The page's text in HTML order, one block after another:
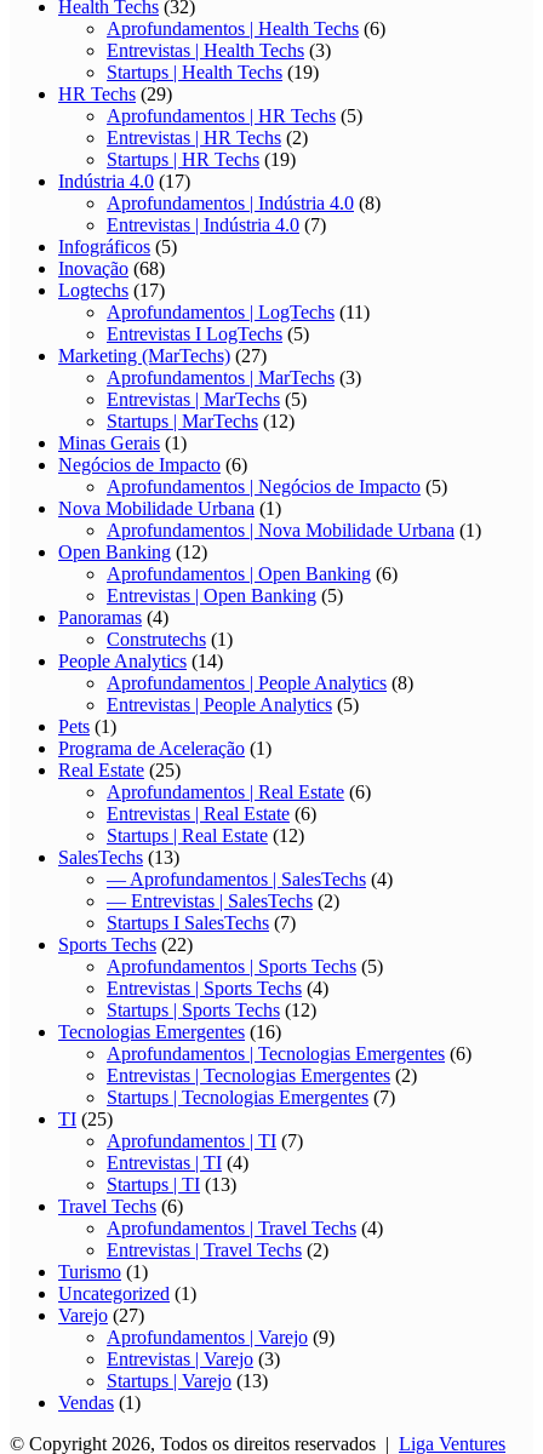
Health Techs (32)
Aprofundamentos | Health Techs (6)
Entrevistas | Health Techs (3)
Startups | Health Techs (19)
HR Techs (29)
Aprofundamentos | HR Techs (5)
Entrevistas | HR Techs (2)
Startups | HR Techs (19)
Indústria 4.0 (17)
Aprofundamentos | Indústria 4.0 (8)
Entrevistas | Indústria 4.0 (7)
Infográficos (5)
Inovação (68)
Logtechs (17)
Aprofundamentos | LogTechs (11)
Entrevistas I LogTechs (5)
Marketing (MarTechs) (27)
Aprofundamentos | MarTechs (3)
Entrevistas | MarTechs (5)
Startups | MarTechs (12)
Minas Gerais (1)
Negócios de Impacto (6)
Aprofundamentos | Negócios de Impacto (5)
Nova Mobilidade Urbana (1)
Aprofundamentos | Nova Mobilidade Urbana (1)
Open Banking (12)
Aprofundamentos | Open Banking (6)
Entrevistas | Open Banking (5)
Panoramas (4)
Construtechs (1)
People Analytics (14)
Aprofundamentos | People Analytics (8)
Entrevistas | People Analytics (5)
Pets (1)
Programa de Aceleração (1)
Real Estate (25)
Aprofundamentos | Real Estate (6)
Entrevistas | Real Estate (6)
Startups | Real Estate (12)
SalesTechs (13)
— Aprofundamentos | SalesTechs (4)
— Entrevistas | SalesTechs (2)
Startups I SalesTechs (7)
Sports Techs (22)
Aprofundamentos | Sports Techs (5)
Entrevistas | Sports Techs (4)
Startups | Sports Techs (12)
Tecnologias Emergentes (16)
Aprofundamentos | Tecnologias Emergentes (6)
Entrevistas | Tecnologias Emergentes (2)
Startups | Tecnologias Emergentes (7)
TI (25)
Aprofundamentos | TI (7)
Entrevistas | TI (4)
Startups | TI (13)
Travel Techs (6)
Aprofundamentos | Travel Techs (4)
Entrevistas | Travel Techs (2)
Turismo (1)
Uncategorized (1)
Varejo (27)
Aprofundamentos | Varejo (9)
Entrevistas | Varejo (3)
Startups | Varejo (13)
Vendas (1)
© Copyright 2026, Todos os direitos reservados | Liga Ventures